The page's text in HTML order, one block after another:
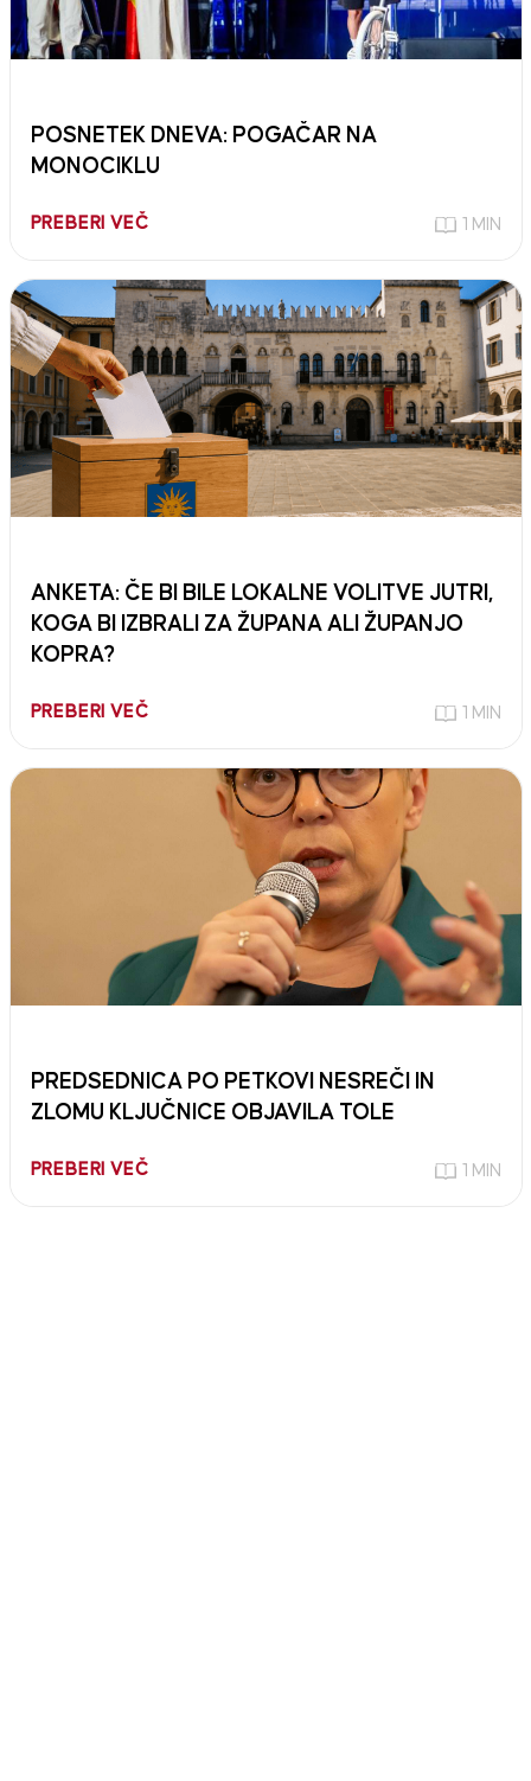
POSNETEK DNEVA: POGAČAR NA
MONOCIKLU
PREBERI VEČ 1 MIN
ANKETA: ČE BI BILE LOKALNE VOLITVE JUTRI,
KOGA BI IZBRALI ZA ŽUPANA ALI ŽUPANJO
KOPRA?
PREBERI VEČ 1 MIN
PREDSEDNICA PO PETKOVI NESREČI IN
ZLOMU KLJUČNICE OBJAVILA TOLE
PREBERI VEČ 1 MIN